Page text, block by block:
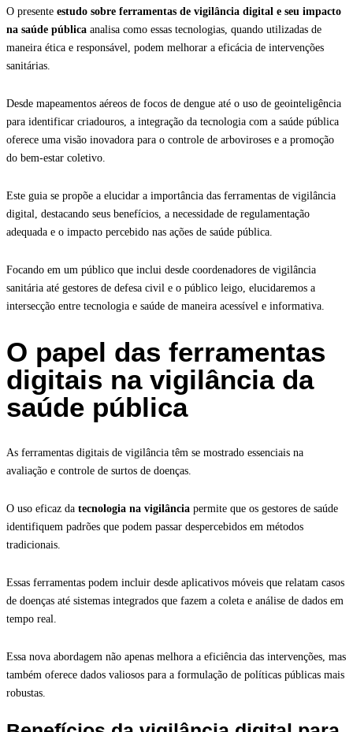
O presente estudo sobre ferramentas de vigilância digital e seu impacto
na saúde pública analisa como essas tecnologias, quando utilizadas de
maneira ética e responsável, podem melhorar a eficácia de intervenções
sanitárias.
Desde mapeamentos aéreos de focos de dengue até o uso de geointeligência
para identificar criadouros, a integração da tecnologia com a saúde pública
oferece uma visão inovadora para o controle de arboviroses e a promoção
do bem-estar coletivo.
Este guia se propõe a elucidar a importância das ferramentas de vigilância
digital, destacando seus benefícios, a necessidade de regulamentação
adequada e o impacto percebido nas ações de saúde pública.
Focando em um público que inclui desde coordenadores de vigilância
sanitária até gestores de defesa civil e o público leigo, elucidaremos a
intersecção entre tecnologia e saúde de maneira acessível e informativa.
O papel das ferramentas
digitais na vigilância da
saúde pública
As ferramentas digitais de vigilância têm se mostrado essenciais na
avaliação e controle de surtos de doenças.
O uso eficaz da tecnologia na vigilância permite que os gestores de saúde
identifiquem padrões que podem passar despercebidos em métodos
tradicionais.
Essas ferramentas podem incluir desde aplicativos móveis que relatam casos
de doenças até sistemas integrados que fazem a coleta e análise de dados em
tempo real.
Essa nova abordagem não apenas melhora a eficiência das intervenções, mas
também oferece dados valiosos para a formulação de políticas públicas mais
robustas.